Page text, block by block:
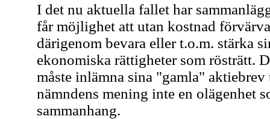
I det nu aktuella fallet har
får möjlighet att utan kostnad
därigenom bevara eller t.o.m. stärka
ekonomiska rättigheter som rösträtt.
måste inlämna sina "gamla"
nämndens mening inte en olägenhet
sammanhang.